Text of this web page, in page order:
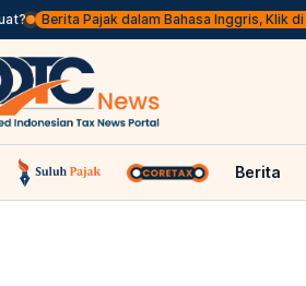
Berita Pajak dalam Bahasa Inggris, Klik di Sini
Berita